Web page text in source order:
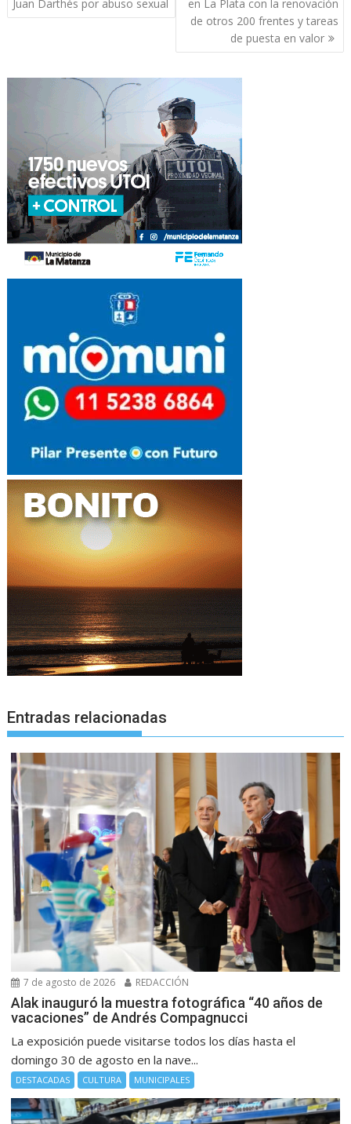
entradas
Juan Darthés por abuso sexual
en La Plata con la renovación
de otros 200 frentes y tareas
de puesta en valor
Entradas relacionadas
7 de agosto de 2026 REDACCIÓN
Alak inauguró la muestra fotográfica “40 años de
vacaciones” de Andrés Compagnucci
La exposición puede visitarse todos los días hasta el
domingo 30 de agosto en la nave...
DESTACADAS CULTURA MUNICIPALES